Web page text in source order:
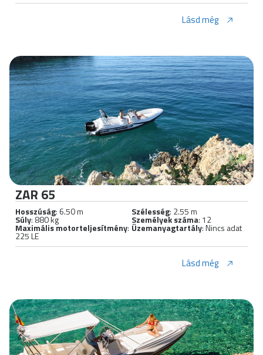
Lásd még
ZAR 65
Hosszúság: 6.50 m Szélesség: 2.55 m
Súly: 880 kg Személyek száma: 12
Maximális motorteljesítmény:
225 LE
Üzemanyagtartály: Nincs adat
Lásd még